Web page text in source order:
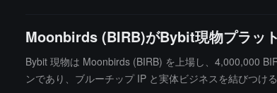
Moonbirds (BIRB)がBybit現物プラッ
Bybit 現物は Moonbirds (BIRB) を上場し、4,000,000
ンであり、ブルーチップ IP と実体ビジネスを結びつけ